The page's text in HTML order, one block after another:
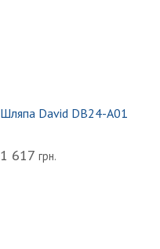
Шляпа David DB24-A01
1 617грн.